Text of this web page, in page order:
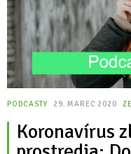
PODCASTY 29. MAREC 2020
Koronavírus